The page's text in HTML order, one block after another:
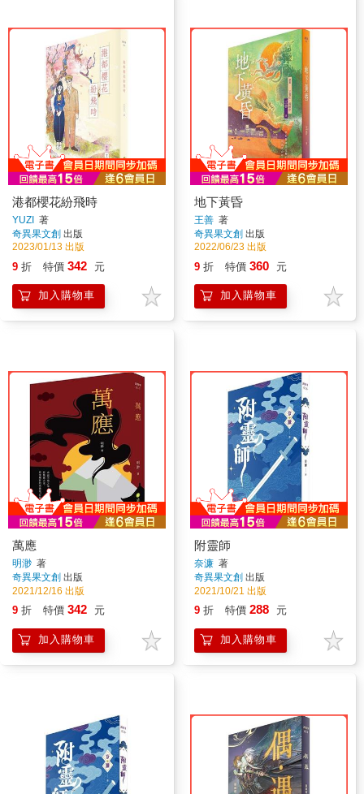
港都櫻花紛飛時
YUZI 著
奇異果文創 出版
2023/01/13 出版
9 折 特價 342 元
加入購物車
地下黃昏
王善 著
奇異果文創 出版
2022/06/23 出版
9 折 特價 360 元
加入購物車
萬應
明渺 著
奇異果文創 出版
2021/12/16 出版
9 折 特價 342 元
加入購物車
附靈師
奈濂 著
奇異果文創 出版
2021/10/21 出版
9 折 特價 288 元
加入購物車